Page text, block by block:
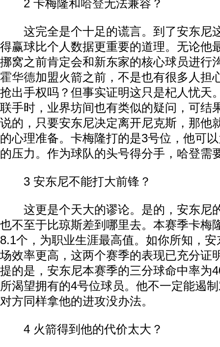
2 卡梅隆和哈登无法兼容？
这完全是个十足的谎言。到了安东尼
得赢球比个人数据更重要的道理。无论他
挪窝之前肯定会和新东家的核心球员进行
霍华德加盟火箭之前，不是也有很多人担
抢出手权吗？但事实证明这只是杞人忧天
联手时，业界坊间也有类似的疑问，可结
说的，只要安东尼决定离开尼克斯，那他
的心理准备。卡梅隆打的是3号位，他可
的压力。作为球队的头号得分手，哈登需
3 安东尼不能打大前锋？
这更是个天大的谬论。是的，安东尼
也不至于比琼斯差到哪里去。本赛季卡梅
8.1个，为职业生涯最高值。如你所知，
场效率更高，这两个赛季的表现已充分证
提的是，安东尼本赛季的三分球命中率为
所渴望拥有的4号位球员。他不一定能遏
对方同样拿他的进攻没办法。
4 火箭得到他的代价太大？